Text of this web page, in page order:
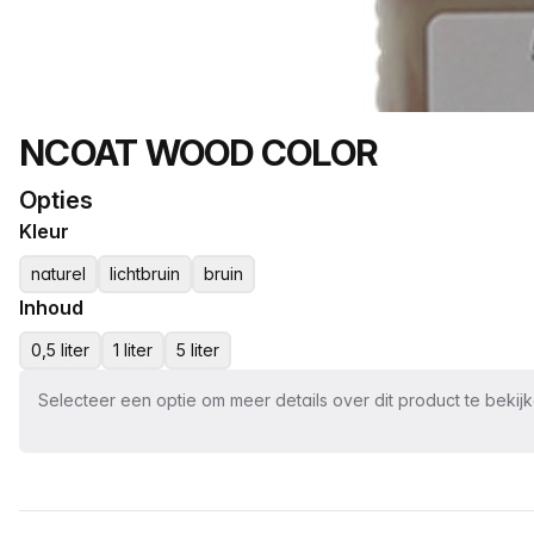
Productnaam
NCOAT WOOD COLOR
Opties
Kleur
naturel lichtbruin bruin
Inhoud
0,5 liter 1 liter 5 liter
Selecteer een optie om meer details over dit product te